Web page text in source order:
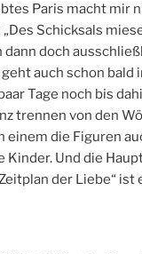
Paris macht mir
„Des Schicksals
dann doch
auch schon bald
Tage noch bis
trennen von den
einem die Figuren
Kinder. Und die
der Liebe“ ist